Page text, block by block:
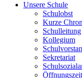
Unsere Schule
Schulobst
Kurze
Schulleitung
Kollegium
Sekretariat